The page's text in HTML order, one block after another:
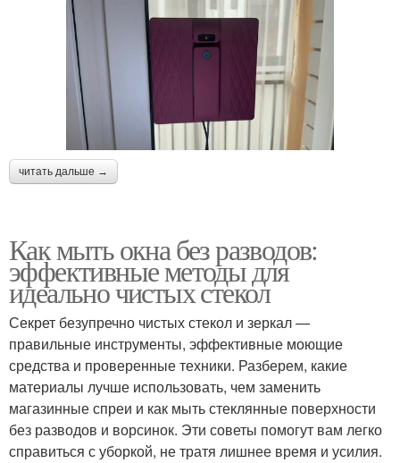
читать дальше →
Как мыть окна без разводов:
эффективные методы для
идеально чистых стекол
Секрет безупречно чистых стекол и зеркал —
правильные инструменты, эффективные моющие
средства и проверенные техники. Разберем, какие
материалы лучше использовать, чем заменить
магазинные спреи и как мыть стеклянные поверхности
без разводов и ворсинок. Эти советы помогут вам легко
справиться с уборкой, не тратя лишнее время и усилия.